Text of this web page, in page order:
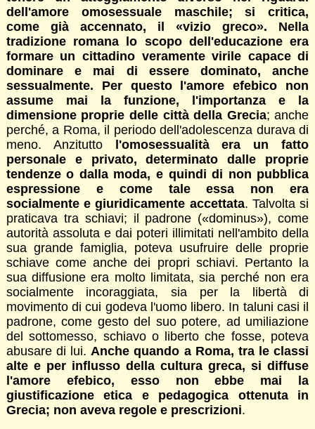
dell'amore omosessuale maschile; si critica,
come già accennato, il «vizio greco». Nella
tradizione romana lo scopo dell'educazione era
formare un cittadino veramente virile capace di
dominare e mai di essere dominato, anche
sessualmente. Per questo l'amore efebico non
assume mai la funzione, l'importanza e la
dimensione proprie delle città della Grecia; anche
perché, a Roma, il periodo dell'adolescenza durava di
meno. Anzitutto
l'omosessualità era un fatto
personale e privato, determinato dalle proprie
tendenze o dalla moda, e quindi di non pubblica
espressione e come tale essa non era
socialmente e giuridicamente accettata. Talvolta si
praticava tra schiavi; il padrone («dominus»), come
autorità assoluta e dai poteri illimitati nell'ambito della
sua grande famiglia, poteva usufruire delle proprie
schiave come anche dei propri schiavi. Pertanto la
sua diffusione era molto limitata, sia perché non era
socialmente incoraggiata, sia per la libertà di
movimento di cui godeva l'uomo libero. In taluni casi il
padrone, come gesto del suo potere, ad umiliazione
del sottomesso, schiavo o liberto che fosse, poteva
abusare di lui.Anche quando a Roma, tra le classi
alte e per influsso della cultura greca, si diffuse
l'amore efebico, esso non ebbe mai la
giustificazione etica e pedagogica ottenuta in
Grecia; non aveva regole e prescrizioni.